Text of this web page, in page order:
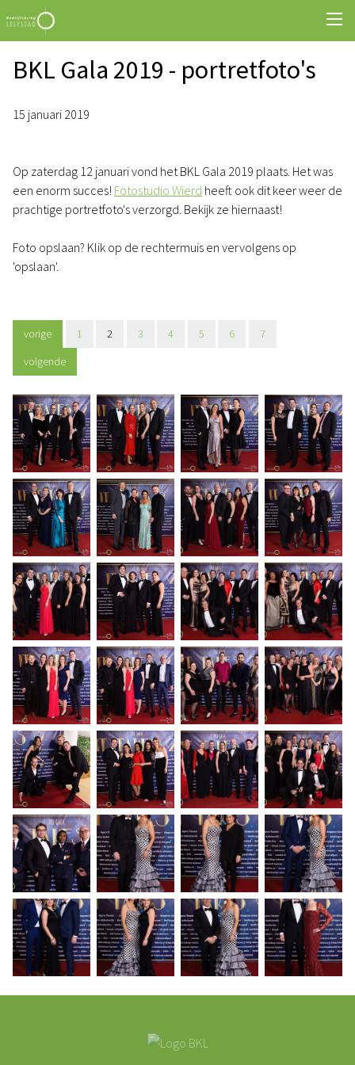
BKL Gala 2019 - portretfoto's
15 januari 2019
Op zaterdag 12 januari vond het BKL Gala 2019 plaats. Het was
een enorm succes! Fotostudio Wierd heeft ook dit keer weer de
prachtige portretfoto's verzorgd. Bekijk ze hiernaast!
Foto opslaan? Klik op de rechtermuis en vervolgens op
'opslaan'.
vorige 1 2 3 4 5 6
7
volgende